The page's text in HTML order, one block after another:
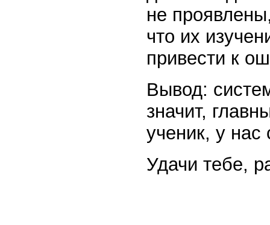
не
что их
привести к
Вывод:
значит,
ученик, у
Удачи тебе,